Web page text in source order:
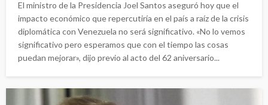
El ministro de la Presidencia Joel Santos aseguró hoy que el
impacto económico que repercutiría en el país a raíz de la crisis
diplomática con Venezuela no será significativo. «No lo vemos
significativo pero esperamos que con el tiempo las cosas
puedan mejorar», dijo previo al acto del 62 aniversario...